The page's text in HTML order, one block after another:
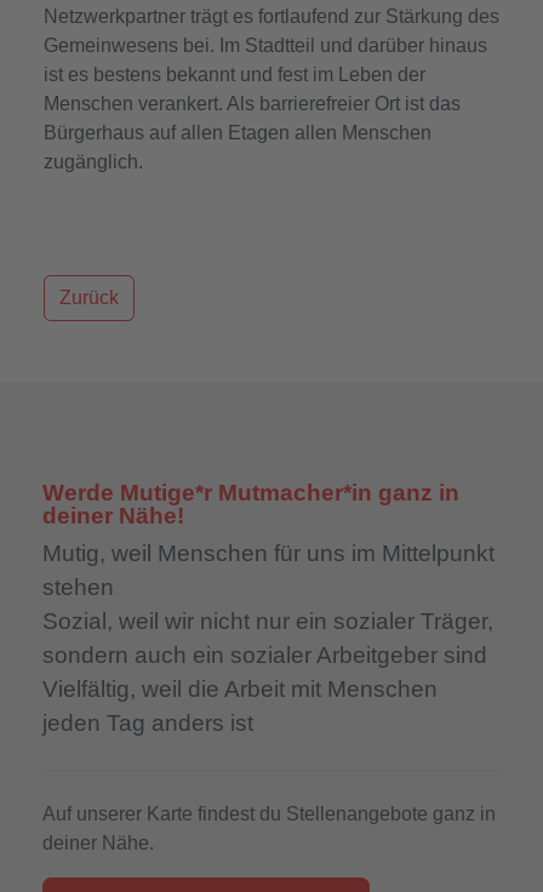
Netzwerkpartner trägt es fortlaufend zur Stärkung des
Gemeinwesens bei. Im Stadtteil und darüber hinaus
ist es bestens bekannt und fest im Leben der
Menschen verankert. Als barrierefreier Ort ist das
Bürgerhaus auf allen Etagen allen Menschen
zugänglich.
Zurück
Werde Mutige*r Mutmacher*in ganz in
deiner Nähe!
Mutig, weil Menschen für uns im Mittelpunkt
stehen
Sozial, weil wir nicht nur ein sozialer Träger,
sondern auch ein sozialer Arbeitgeber sind
Vielfältig, weil die Arbeit mit Menschen
jeden Tag anders ist
Auf unserer Karte findest du Stellenangebote ganz in
deiner Nähe.